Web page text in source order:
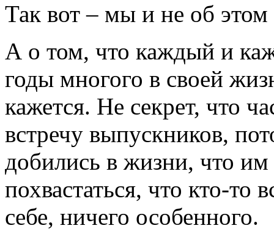
Так вот – мы и не об этом
А о том, что каждый и
годы многого в своей
кажется. Не секрет, что
встречу выпускников,
добились в жизни, что им
похвастаться, что кто-
себе, ничего особенного.